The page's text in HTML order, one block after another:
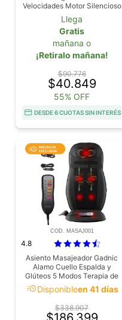
Velocidades Motor Silencioso
Bateria Recargable 4
Cabezales Intercambiables
Llega
Gratis
mañana o
¡Retiralo mañana!
$90.776
$40.849
55% OFF
DESDE 6 CUOTAS SIN INTERÉS
COD. MASAJ001
4.8
Asiento Masajeador Gadnic
Alamo Cuello Espalda y
Glúteos 5 Modos Terapia de
Calor
acuteDisponibleen 41 días
$338.907